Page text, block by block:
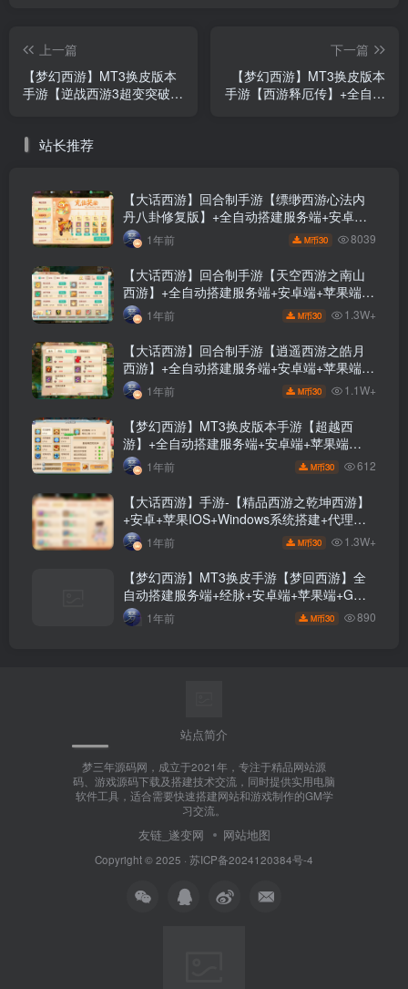
上一篇
【梦幻西游】MT3换皮版本
手游【逆战西游3超变突破挂
+攻略+GM后台+玩家授权后
下一篇
【梦幻西游】MT3换皮版本
手游【西游释厄传】+全自动
站长推荐
【大话西游】回合制手游【缥缈西游心法内
丹八卦修复版】+全自动搭建服务端+安卓端
+苹果端+GM后台+视频搭建教程
1年前 M币30 8039
【大话西游】回合制手游【天空西游之南山
西游】+全自动搭建服务端+安卓端+苹果端
+GM后台+视频搭建教程
1年前 M币30 1.3W+
【大话西游】回合制手游【逍遥西游之皓月
西游】+全自动搭建服务端+安卓端+苹果端
+GM后台+详细搭建教程
1年前 M币30 1.1W+
【梦幻西游】MT3换皮版本手游【超越西
游】+全自动搭建服务端+安卓端+苹果端
+GM后台+玩家授权后台+视频搭建教程
1年前 M币30 612
【大话西游】手游-【精品西游之乾坤西游】
+安卓+苹果IOS+Windows系统搭建+代理后
台
1年前 M币30 1.3W+
【梦幻西游】MT3换皮手游【梦回西游】全
自动搭建服务端+经脉+安卓端+苹果端+GM
后台+视频搭建教程
1年前 M币30 890
站点简介
梦三年源码网，成立于2021年，专注于精品网站源
码、游戏源码下载及搭建技术交流，同时提供实用电脑
软件工具，适合需要快速搭建网站和游戏制作的GM学
习交流。
友链_遂变网 网站地图
Copyright © 2025 · 苏ICP备2024120384号-4